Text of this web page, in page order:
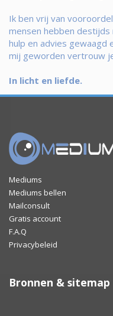
Ik ben vrij van
mensen hebben
hulp en advies gewaagd
mij geworden vertrouw
In licht en liefde.
Mediums
Mediums bellen
Mailconsult
Gratis account
F.A.Q
Privacybeleid
Bronnen & sitemap